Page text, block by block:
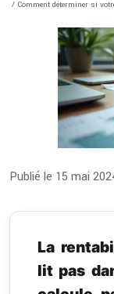
/ Comment déterminer si
Publié le 15 mai
La
lit pas